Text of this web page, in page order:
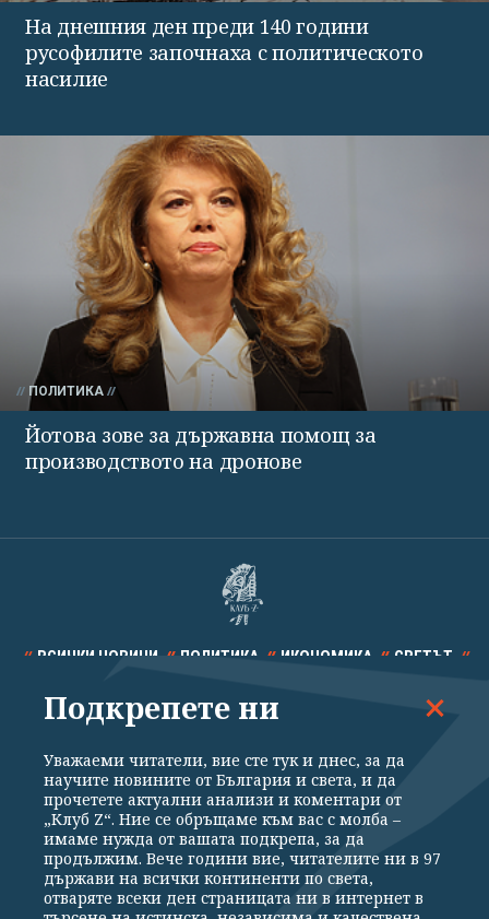
На днешния ден преди 140 години
русофилите започнаха с политическото
насилие
ПОЛИТИКА
Йотова зове за държавна помощ за
производството на дронове
ВСИЧКИ НОВИНИ ПОЛИТИКА ИКОНОМИКА СВЕТЪТ
СПОРТ КУЛТУРА ТЕХНОЛОГИИ КАЛЕЙДОСКОП
Общи условия
Политика за поверителност
Реклама
Партньори Контакти
За Клуб Z
Подкрепете ни
Уважаеми читатели, вие сте тук и днес, за да
научите новините от България и света, и да
прочетете актуални анализи и коментари от
„Клуб Z“. Ние се обръщаме към вас с молба –
имаме нужда от вашата подкрепа, за да
продължим. Вече години вие, читателите ни в 97
държави на всички континенти по света,
отваряте всеки ден страницата ни в интернет в